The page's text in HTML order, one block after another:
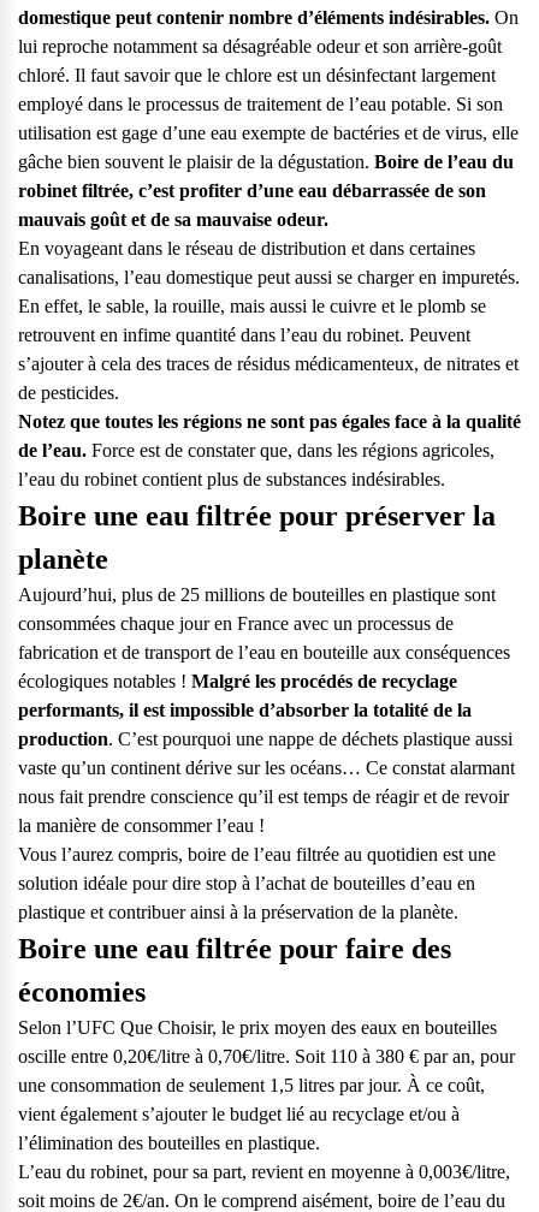
domestique peut contenir nombre d’éléments indésirables. On
lui reproche notamment sa désagréable odeur et son arrière-goût
chloré. Il faut savoir que le chlore est un désinfectant largement
employé dans le processus de traitement de l’eau potable. Si son
utilisation est gage d’une eau exempte de bactéries et de virus, elle
gâche bien souvent le plaisir de la dégustation. Boire de l’eau du
robinet filtrée, c’est profiter d’une eau débarrassée de son
mauvais goût et de sa mauvaise odeur.
En voyageant dans le réseau de distribution et dans certaines
canalisations, l’eau domestique peut aussi se charger en impuretés.
En effet, le sable, la rouille, mais aussi le cuivre et le plomb se
retrouvent en infime quantité dans l’eau du robinet. Peuvent
s’ajouter à cela des traces de résidus médicamenteux, de nitrates et
de pesticides.
Notez que toutes les régions ne sont pas égales face à la qualité
de l’eau. Force est de constater que, dans les régions agricoles,
l’eau du robinet contient plus de substances indésirables.
Boire une eau filtrée pour préserver la
planète
Aujourd’hui, plus de 25 millions de bouteilles en plastique sont
consommées chaque jour en France avec un processus de
fabrication et de transport de l’eau en bouteille aux conséquences
écologiques notables ! Malgré les procédés de recyclage
performants, il est impossible d’absorber la totalité de la
production. C’est pourquoi une nappe de déchets plastique aussi
vaste qu’un continent dérive sur les océans… Ce constat alarmant
nous fait prendre conscience qu’il est temps de réagir et de revoir
la manière de consommer l’eau !
Vous l’aurez compris, boire de l’eau filtrée au quotidien est une
solution idéale pour dire stop à l’achat de bouteilles d’eau en
plastique et contribuer ainsi à la préservation de la planète.
Boire une eau filtrée pour faire des
économies
Selon l’UFC Que Choisir, le prix moyen des eaux en bouteilles
oscille entre 0,20€/litre à 0,70€/litre. Soit 110 à 380 € par an, pour
une consommation de seulement 1,5 litres par jour. À ce coût,
vient également s’ajouter le budget lié au recyclage et/ou à
l’élimination des bouteilles en plastique.
L’eau du robinet, pour sa part, revient en moyenne à 0,003€/litre,
soit moins de 2€/an. On le comprend aisément, boire de l’eau du
Questions fréquentes
Consultez notre page de FAQ pour trouver toutes les réponses à
vos questions.
Consulter notre FAQ
Service après-vente
Vous avez des demandes sur l’entretien, le suivi et le dépannage
de votre matériel ? Culligan est là pour vous
Contactez notre service client